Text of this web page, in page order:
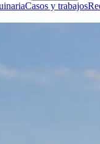
Casos y trabajos